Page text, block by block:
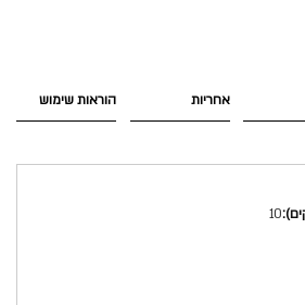
10
אחריות הוראות שימוש